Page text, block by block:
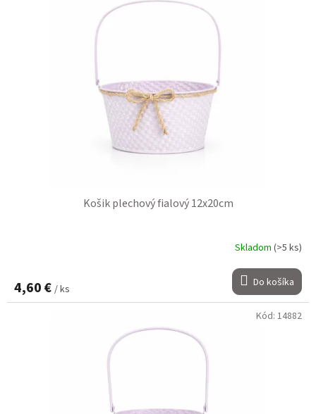
Košik plechový fialový 12x20cm
Skladom (>5 ks)
4,60 € / ks Do košíka
Kód: 14882